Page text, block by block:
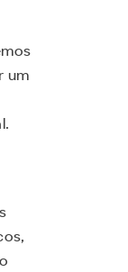
um